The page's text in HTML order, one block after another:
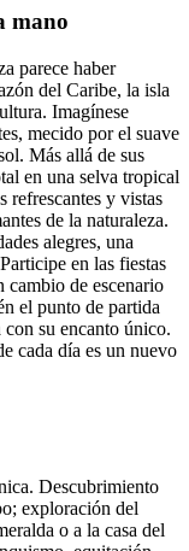
mano
parece haber
del Caribe, la isla
Imagínese
mecido por el suave
Más allá de sus
en una selva tropical
refrescantes y vistas
de la naturaleza.
alegres, una
en las fiestas
cambio de escenario
el punto de partida
su encanto único.
cada día es un nuevo
Descubrimiento
exploración del
o a la casa del